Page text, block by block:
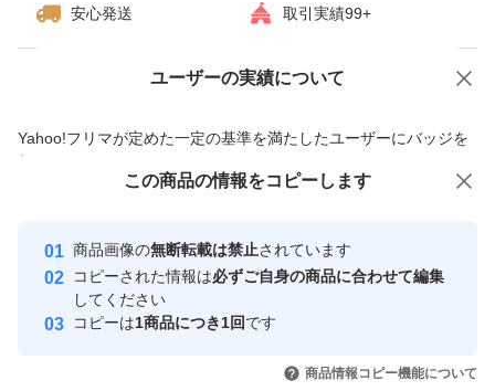
安心発送 取引実績99+
ユーザーの実績について
Yahoo!フリマが定めた一定の基準を満たしたユーザーにバッジを
付与しています
安心取引出品者
心・安全なユーザーです
取引実績
引を完了させた実績があります
価格の相談 商品への質問
この商品の情報をコピーします
商品画像の無断転載は禁止されています
コピーされた情報は必ずご自身の商品に合わせて編集
してください
コピーは1商品につき1回です
商品情報コピー機能について
この商品をみている人にオススメ